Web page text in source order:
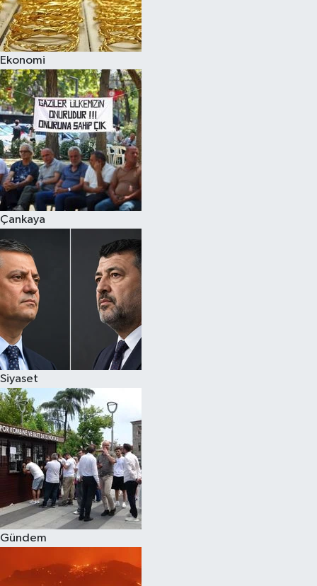
Ekonomi
Çankaya
Siyaset
Gündem
Spor
Burç Yorumları
Çocuk
Eğitim
Hava Durumu
Kadın
Kültür Sanat
Sağlık
Teknoloji
Televizyon
Yaşam-Çevre